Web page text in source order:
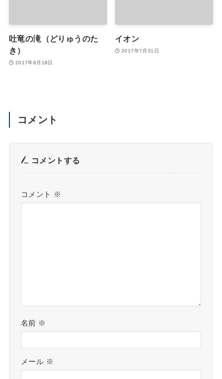
吐竜の滝（どりゅうのた
き）
2017年8月18日
イオン
2017年7月31日
コメント
コメントする
コメント ※
名前 ※
メール ※